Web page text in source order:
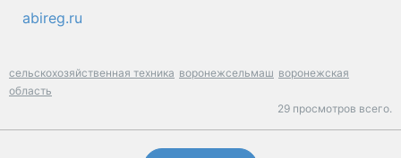
abireg.ru
сельскохозяйственная техника воронежсельмаш воронежская
область
29 просмотров всего.